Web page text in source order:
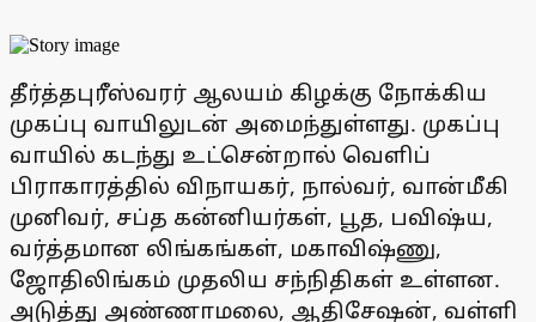
தீர்த்தபுரீஸ்வரர் ஆலயம் கிழக்கு நோக்கிய
முகப்பு வாயிலுடன் அமைந்துள்ளது. முகப்பு
வாயில் கடந்து உட்சென்றால் வெளிப்
பிராகாரத்தில் விநாயகர், நால்வர், வான்மீகி
முனிவர், சப்த கன்னியர்கள், பூத, பவிஷ்ய,
வர்த்தமான லிங்கங்கள், மகாவிஷ்ணு,
ஜோதிலிங்கம் முதலிய சந்நிதிகள் உள்ளன.
அடுத்து அண்ணாமலை, ஆதிசேஷன், வள்ளி